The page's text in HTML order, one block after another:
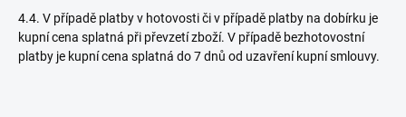
4.4. V případě platby v hotovosti či v případě platby na dobírku je
kupní cena splatná při převzetí zboží. V případě bezhotovostní
platby je kupní cena splatná do 7 dnů od uzavření kupní smlouvy.